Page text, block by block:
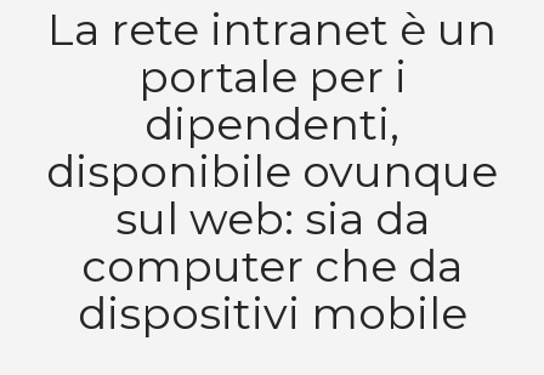
La rete intranet è un
portale per i
dipendenti,
disponibile ovunque
sul web: sia da
computer che da
dispositivi mobile